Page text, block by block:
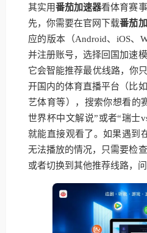
其实用番茄加速器看体育赛
先，你需要在官网下载番茄
应的版本（Android、iOS、
并注册账号，选择回国加速
它会智能推荐最优线路，你
开国内的体育直播平台（比
艺体育等），搜索你想看
世界杯中文解说”或者“瑞士
就能直接观看了。如果遇到
无法播放的情况，只需要检
或者切换到其他推荐线路，